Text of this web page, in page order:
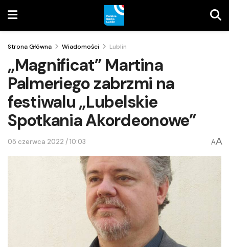
Strona Główna Wiadomości Lublin
„Magnificat” Martina
Palmeriego zabrzmi na
festiwalu „Lubelskie
Spotkania Akordeonowe”
05 czerwca 2022 / 10:03 AA